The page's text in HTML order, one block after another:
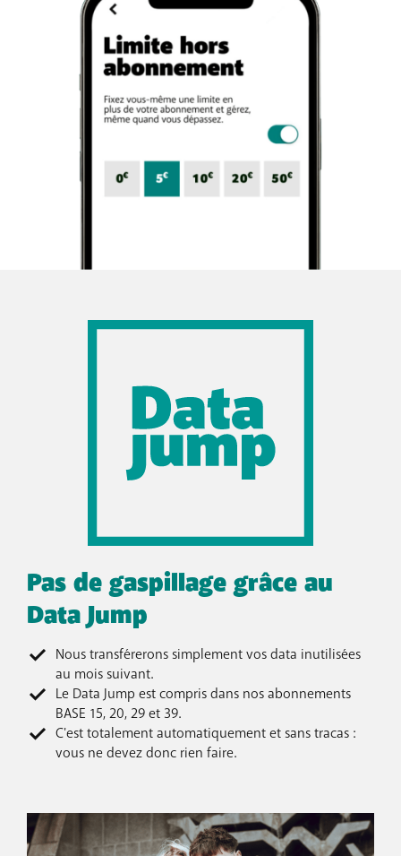
Pas de gaspillage grâce au
Data Jump
Nous transférerons simplement vos data inutilisées
au mois suivant.
Le Data Jump est compris dans nos abonnements
BASE 15, 20, 29 et 39.
C'est totalement automatiquement et sans tracas :
vous ne devez donc rien faire.